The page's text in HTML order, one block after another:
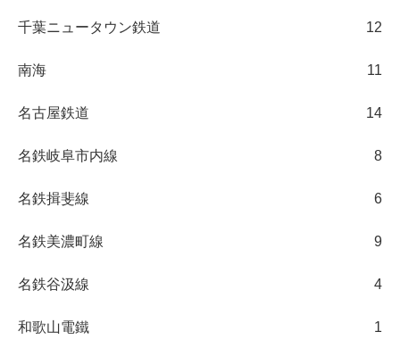
千葉ニュータウン鉄道 12
南海 11
名古屋鉄道 14
名鉄岐阜市内線 8
名鉄揖斐線 6
名鉄美濃町線 9
名鉄谷汲線 4
和歌山電鐵 1